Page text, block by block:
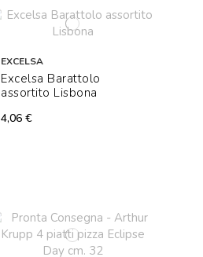
EXCELSA
Excelsa Barattolo
assortito Lisbona
4,06 €